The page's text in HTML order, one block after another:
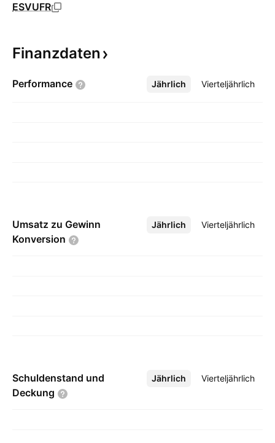
ESVUFR
Finanzdaten
Performance Jährlich Vierteljährlich
Mehr
Umsatz zu Gewinn
Konversion
Jährlich Vierteljährlich
Mehr
Schuldenstand und
Deckung
Jährlich Vierteljährlich
Mehr